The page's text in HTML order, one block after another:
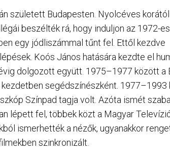
született Budapesten. Nyolcéves
beszélték rá, hogy induljon az 1972-
egy jódliszámmal tűnt fel. Ettől kezdve
Koós János hatására kezdte el
dolgozott együtt. 1975–1977 között a
segédszínészként. 1977–1993
Színpad tagja volt. Azóta ismét
lépett fel, többek közt a Magyar
ismerhették a nézők, ugyanakkor
szinkronizált.